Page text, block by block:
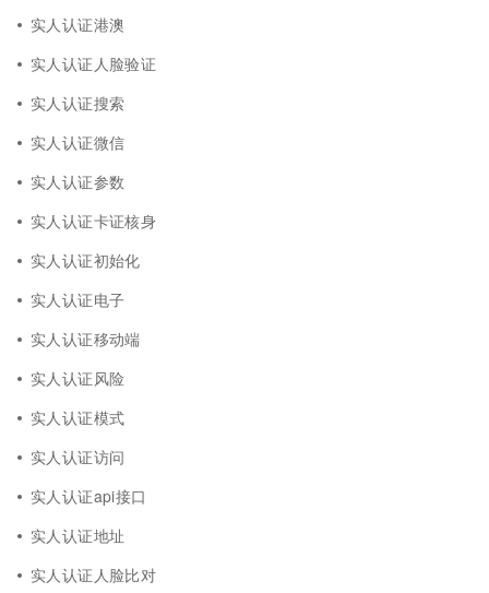
实人认证港澳
实人认证人脸验证
实人认证搜索
实人认证微信
实人认证参数
实人认证卡证核身
实人认证初始化
实人认证电子
实人认证移动端
实人认证风险
实人认证模式
实人认证访问
实人认证api接口
实人认证地址
实人认证人脸比对